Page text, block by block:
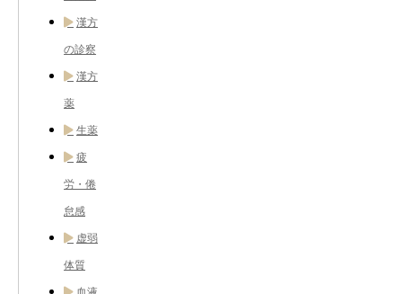
漢方
の診察
漢方
薬
生薬
疲
労・倦
怠感
虚弱
体質